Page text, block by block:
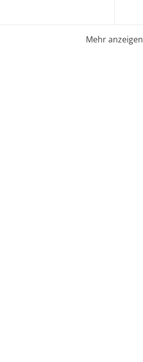
Mehr anzeigen